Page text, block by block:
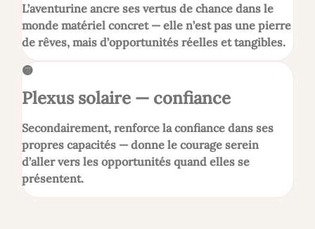
L’aventurine ancre ses vertus de chance dans le
monde matériel concret — elle n’est pas une pierre
de rêves, mais d’opportunités réelles et tangibles.
🟡
Plexus solaire — confiance
Secondairement, renforce la confiance dans ses
propres capacités — donne le courage serein
d’aller vers les opportunités quand elles se
présentent.